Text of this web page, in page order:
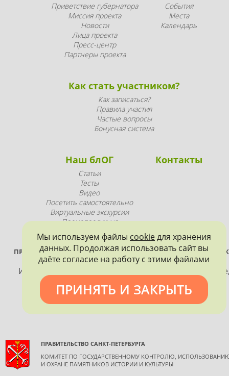
Приветствие губернатора
Миссия проекта
Новости
Лица проекта
Пресс-центр
Партнеры проекта
События
Места
Календарь
Как стать участником?
Как записаться?
Правила участия
Частые вопросы
Бонусная система
Наш блОГ
Статьи
Тесты
Видео
Посетить самостоятельно
Виртуальные экскурсии
Промопродукция
Контакты
ПРОЕКТ РЕАЛИЗУЕТСЯ ПРИ ПОДДЕРЖКЕ ПРАВИТЕЛЬСТВА
ПЕТЕРБУРГА
Использование материалов, размещенных на
допускается только с согласия правообладателя и
обязательной ссылкой на источник информации.
ПРАВИТЕЛЬСТВО САНКТ-ПЕТЕРБУРГА
КОМИТЕТ ПО ГОСУДАРСТВЕННОМУ КОНТРОЛЮ,
И ОХРАНЕ ПАМЯТНИКОВ ИСТОРИИ И КУЛЬТУРЫ
Мы используем файлы cookieдля хранения
данных. Продолжая использовать сайт вы
даёте согласие на работу с этими файлами
ПРИНЯТЬ И ЗАКРЫТЬ